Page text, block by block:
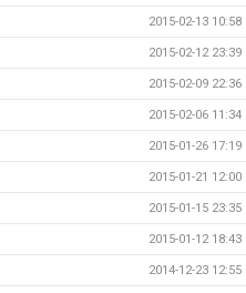
2015-02-13 10:58
2015-02-12 23:39
2015-02-09 22:36
2015-02-06 11:34
2015-01-26 17:19
2015-01-21 12:00
2015-01-15 23:35
2015-01-12 18:43
2014-12-23 12:55